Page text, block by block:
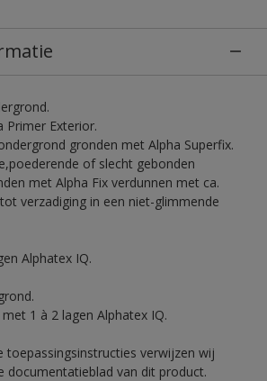
Primer Exterior.
gronden met Alpha Superfix.
of slecht gebonden
met Alpha Fix verdunnen met ca.
verzadiging in een niet-glimmende
Alphatex IQ.
1 à 2 lagen Alphatex IQ.
toepassingsinstructies verwijzen wij
documentatieblad van dit product.